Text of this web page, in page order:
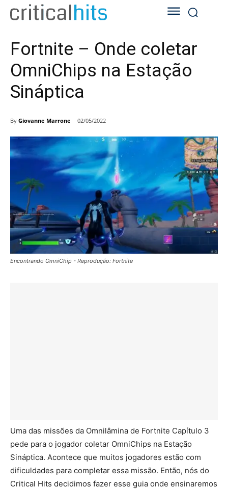
Fortnite – Onde coletar
OmniChips na Estação
Sináptica
By Giovanne Marrone 02/05/2022
Encontrando OmniChip - Reprodução: Fortnite
Uma das missões da Omnilâmina de Fortnite Capítulo 3
pede para o jogador coletar OmniChips na Estação
Sináptica. Acontece que muitos jogadores estão com
dificuldades para completar essa missão. Então, nós do
Critical Hits decidimos fazer esse guia onde ensinaremos